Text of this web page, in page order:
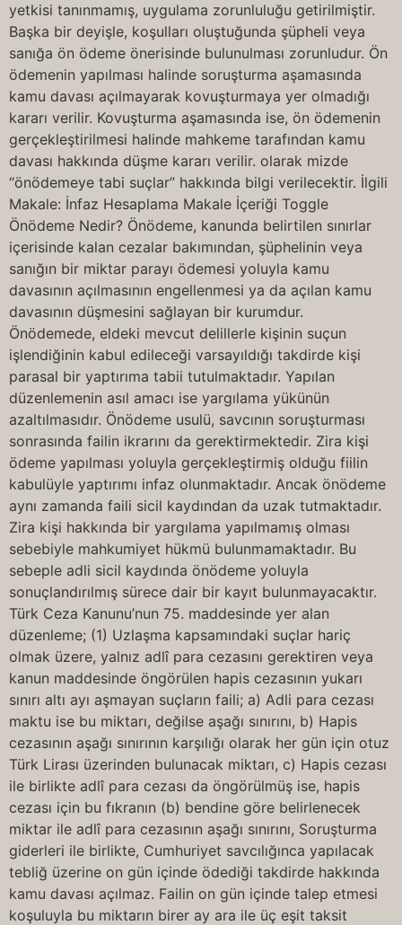
yetkisi tanınmamış, uygulama zorunluluğu getirilmiştir.
Başka bir deyişle, koşulları oluştuğunda şüpheli veya
sanığa ön ödeme önerisinde bulunulması zorunludur. Ön
ödemenin yapılması halinde soruşturma aşamasında
kamu davası açılmayarak kovuşturmaya yer olmadığı
kararı verilir. Kovuşturma aşamasında ise, ön ödemenin
gerçekleştirilmesi halinde mahkeme tarafından kamu
davası hakkında düşme kararı verilir. olarak mizde
“önödemeye tabi suçlar” hakkında bilgi verilecektir. İlgili
Makale: İnfaz Hesaplama Makale İçeriği Toggle
Önödeme Nedir? Önödeme, kanunda belirtilen sınırlar
içerisinde kalan cezalar bakımından, şüphelinin veya
sanığın bir miktar parayı ödemesi yoluyla kamu
davasının açılmasının engellenmesi ya da açılan kamu
davasının düşmesini sağlayan bir kurumdur.
Önödemede, eldeki mevcut delillerle kişinin suçun
işlendiğinin kabul edileceği varsayıldığı takdirde kişi
parasal bir yaptırıma tabii tutulmaktadır. Yapılan
düzenlemenin asıl amacı ise yargılama yükünün
azaltılmasıdır. Önödeme usulü, savcının soruşturması
sonrasında failin ikrarını da gerektirmektedir. Zira kişi
ödeme yapılması yoluyla gerçekleştirmiş olduğu fiilin
kabulüyle yaptırımı infaz olunmaktadır. Ancak önödeme
aynı zamanda faili sicil kaydından da uzak tutmaktadır.
Zira kişi hakkında bir yargılama yapılmamış olması
sebebiyle mahkumiyet hükmü bulunmamaktadır. Bu
sebeple adli sicil kaydında önödeme yoluyla
sonuçlandırılmış sürece dair bir kayıt bulunmayacaktır.
Türk Ceza Kanunu’nun 75. maddesinde yer alan
düzenleme; (1) Uzlaşma kapsamındaki suçlar hariç
olmak üzere, yalnız adlî para cezasını gerektiren veya
kanun maddesinde öngörülen hapis cezasının yukarı
sınırı altı ayı aşmayan suçların faili; a) Adli para cezası
maktu ise bu miktarı, değilse aşağı sınırını, b) Hapis
cezasının aşağı sınırının karşılığı olarak her gün için otuz
Türk Lirası üzerinden bulunacak miktarı, c) Hapis cezası
ile birlikte adlî para cezası da öngörülmüş ise, hapis
cezası için bu fıkranın (b) bendine göre belirlenecek
miktar ile adlî para cezasının aşağı sınırını, Soruşturma
giderleri ile birlikte, Cumhuriyet savcılığınca yapılacak
tebliğ üzerine on gün içinde ödediği takdirde hakkında
kamu davası açılmaz. Failin on gün içinde talep etmesi
koşuluyla bu miktarın birer ay ara ile üç eşit taksit